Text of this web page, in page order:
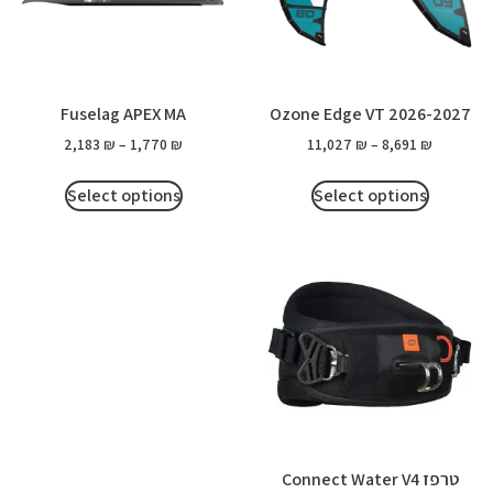
Ozone Edge VT 2026-2027
8,691 ₪
–
11,027 ₪
Select options
Fuselag APEX MA
1,770 ₪
–
2,183 ₪
Select options
טרפז Connect Water V4